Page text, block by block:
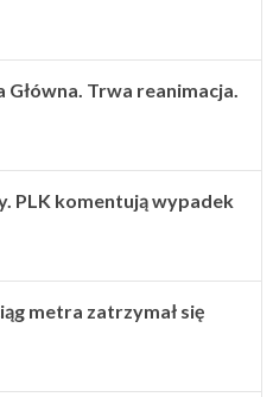
Trwa reanimacja.
PLK komentują wypadek
metra zatrzymał się